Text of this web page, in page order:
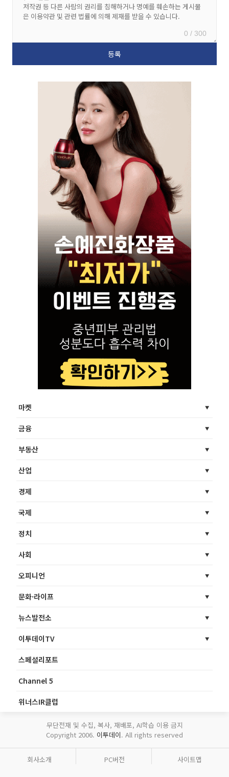
0 / 300
마켓
금융
부동산
산업
경제
국제
정치
사회
오피니언
문화·라이프
뉴스발전소
이투데이TV
스페셜리포트
Channel 5
위너스IR클럽
무단전재 및 수집, 복사, 재배포, AI학습 이용 금지
Copyright 2006. 이투데이. All rights reserved
회사소개 PC버전 사이트맵